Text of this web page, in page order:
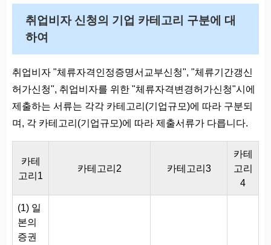
취업비자 신청의 기업 카테고리 구분에 대
하여
취업비자 "체류자격인정증명서교부신청", "체류기간갱신
허가신청", 취업비자를 위한 "체류자격변경허가신청"시에
제출하는 서류는 각각 카테고리(기업규모)에 따라 구분되
며, 각 카테고리(기업규모)에 따라 제출서류가 다릅니다.
카테
고리1
카테고리2 카테고리3
카테
고리
4
(1) 일
본의
증권